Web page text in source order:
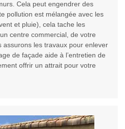
Cela peut engendrer des
pollution est mélangée avec les
et pluie), cela tache les
centre commercial, de votre
assurons les travaux pour enlever
de façade aide à l’entretien de
offrir un attrait pour votre